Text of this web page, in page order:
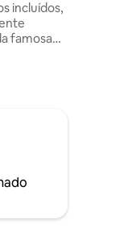
incluídos,
famosa
SLEEK
dos
de